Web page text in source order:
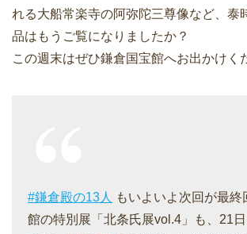
れる大船常楽寺の阿弥陀三尊像など、泰
品はもうご覧になりましたか？
この週末はぜひ鎌倉国宝館へお出かけく
#鎌倉殿の13人
もいよいよ次回が最終
館の特別展「北条氏展vol.4」も、21